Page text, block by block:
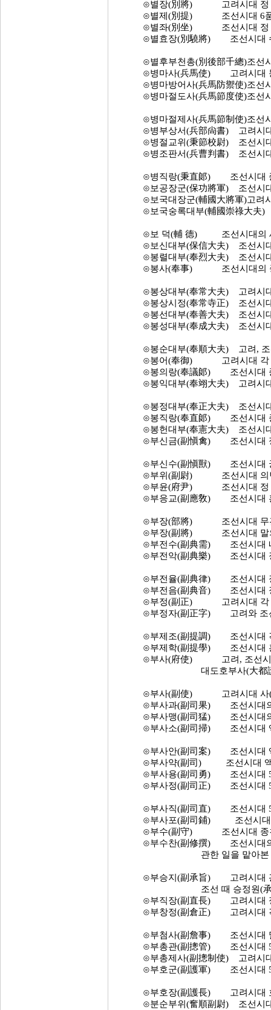
⊙별장(別將) 고려시대 정 7
⊙별제(別提) 조선시대 6품
⊙별좌(別坐) 조선시대 정 5
⊙별효장(別驍將) 조선시대 수
⊙별후부천총(別後部千總)조선
⊙병마사(兵馬使) 고려시대 동
⊙병마방어사(兵馬防禦使)조선
⊙병마절도사(兵馬節度使)조선
⊙병마절제사(兵馬節制使)조선
⊙병부상서(兵部尙書) 고려시
⊙병절교위(秉節校尉) 조선시
⊙병조판서(兵曹判書) 조선시
⊙병직랑(秉直郞) 조선시대 종
⊙보공장군(保功將軍) 조선시
⊙보국대장군(輔國大將軍)고려
⊙보국숭록대부(輔國崇祿大夫)
⊙보 덕(輔 德) 조선시대의 세
⊙보신대부(保信大夫) 조선시
⊙봉렬대부(奉烈大夫) 조선시
⊙봉사(奉事) 조선시대의
⊙봉상대부(奉常大夫) 고려시
⊙봉상시정(奉常寺正) 조선시
⊙봉선대부(奉善大夫) 조선시
⊙봉성대부(奉成大夫) 조선시
⊙봉순대부(奉順大夫) 고려, 조
⊙봉어(奉御) 고려시대 각 관
⊙봉의랑(奉議郞) 조선시대
⊙봉익대부(奉翊大夫) 고려시
⊙봉정대부(奉正大夫) 조선시
⊙봉직랑(奉直郞) 조선시대 종
⊙봉헌대부(奉憲大夫) 조선시
⊙부신금(副愼禽) 조선시대
⊙부신수(副愼獸) 조선시대
⊙부위(副尉) 조선시대 의빈
⊙부윤(府尹) 조선시대 정 2
⊙부응교(副應敎) 조선시대 홍
⊙부장(部將) 조선시대 무관
⊙부장(副將) 조선시대 말의
⊙부전수(副典需) 조선시대
⊙부전악(副典樂) 조선시대 장
⊙부전율(副典律) 조선시대 장
⊙부전음(副典音) 조선시대 장
⊙부정(副正) 고려시대 각 관
⊙부정자(副正字) 고려와 조선
⊙부제조(副提調) 조선시대
⊙부제학(副提學) 조선시대 홍
⊙부사(府使) 고려, 조선시대
대도호부사(大都護府使:
⊙부사(副使) 고려시대 사(使
⊙부사과(副司果) 조선시대의
⊙부사맹(副司猛) 조선시대의
⊙부사소(副司掃) 조선시대 액
⊙부사안(副司案) 조선시대 액
⊙부사약(副司) 조선시대 액
⊙부사용(副司勇) 조선시대 5
⊙부사정(副司正) 조선시대 5
⊙부사직(副司直) 조선시대 5
⊙부사포(副司鋪) 조선시대
⊙부수(副守) 조선시대 종친
⊙부수찬(副修撰) 조선시대의
관한 일을 맡아본 종
⊙부승지(副承旨) 고려시대 광
조선 때 승정원(承政院)
⊙부직장(副直長) 고려시대 정
⊙부창정(副倉正) 고려시대
⊙부첨사(副詹事) 조선시대 말
⊙부총관(副摠管) 조선시대 5
⊙부총제사(副摠制使) 고려시
⊙부호군(副護軍) 조선시대 5
⊙부호장(副護長) 고려시대 호
⊙분순부위(奮順副尉) 조선시